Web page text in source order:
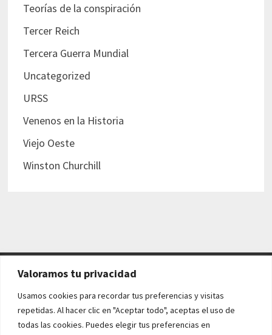
Valoramos tu privacidad
Usamos cookies para recordar tus preferencias y visitas
repetidas. Al hacer clic en "Aceptar todo", aceptas el uso de
todas las cookies. Puedes elegir tus preferencias en
Teorías de la conspiración
Tercer Reich
Tercera Guerra Mundial
Uncategorized
URSS
Venenos en la Historia
Viejo Oeste
Winston Churchill
AVISO LEGAL Y POLÍTICAS
Aviso legal